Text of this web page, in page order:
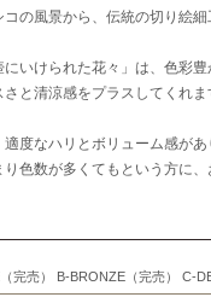
の風景から、伝統の切り絵
いけられた花々」は、色彩
と清涼感をプラスしてくれ
度なハリとボリューム感が
色数が多くてもという方に
完売） B-BRONZE（完売） C-